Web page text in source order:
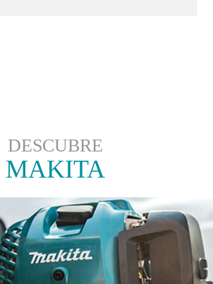
DESCUBRE
MAKITA